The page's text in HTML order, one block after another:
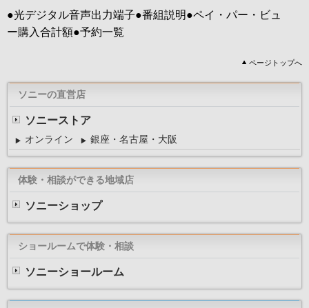
●光デジタル音声出力端子●番組説明●ペイ・パー・ビュ
ー購入合計額●予約一覧
ページトップへ
ソニーの直営店
ソニーストア
オンライン 銀座・名古屋・大阪
体験・相談ができる地域店
ソニーショップ
ショールームで体験・相談
ソニーショールーム